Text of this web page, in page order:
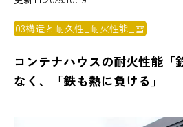
03構造と耐久性_耐火性能_雪
コンテナハウスの耐火性能「
なく、「鉄も熱に負ける」